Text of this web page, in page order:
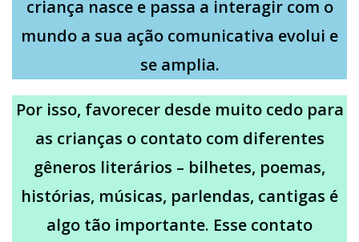
criança nasce e passa a interagir com o
mundo a sua ação comunicativa evolui e
se amplia.
Por isso, favorecer desde muito cedo para
as crianças o contato com diferentes
gêneros literários – bilhetes, poemas,
histórias, músicas, parlendas, cantigas é
algo tão importante. Esse contato